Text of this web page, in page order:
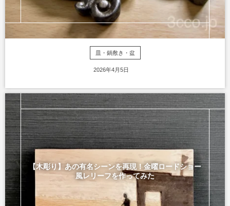
皿・鍋敷き・盆
2026年4月5日
【木彫り】あの有名シーンを再現！金曜ロードショー
風レリーフを作ってみた